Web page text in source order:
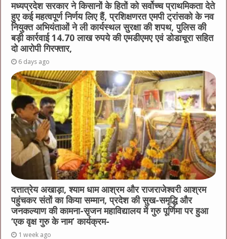
मध्यप्रदेश सरकार ने किसानों के हितों को सर्वोच्च प्राथमिकता देते
हुए कई महत्वपूर्ण निर्णय लिए हैं, प्रशिक्षणरत एमपी ट्रांसको के नव
नियुक्त अभियंताओं ने ली कार्यस्थल सुरक्षा की शपथ, पुलिस की
बड़ी कार्रवाई 14.70 लाख रुपये की एमडीएमए एवं डोडाचूरा सहित
दो आरोपी गिरफ्तार,
6 days ago
दत्तात्रेय अखाड़ा, श्याम धाम आश्रम और राजराजेश्वरी आश्रम
पहुंचकर संतों का किया सम्मान, प्रदेश की सुख-समृद्धि और
जनकल्याण की कामना-सृजन महाविद्यालय में गुरु पूर्णिमा पर हुआ
‘एक वृक्ष गुरु के नाम’ कार्यक्रम-
1 week ago